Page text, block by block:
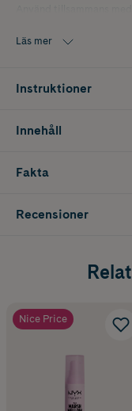
Läs mer
Instruktioner
Innehåll
Fakta
Recensioner
Nice Price